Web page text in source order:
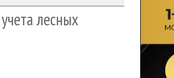
лесных